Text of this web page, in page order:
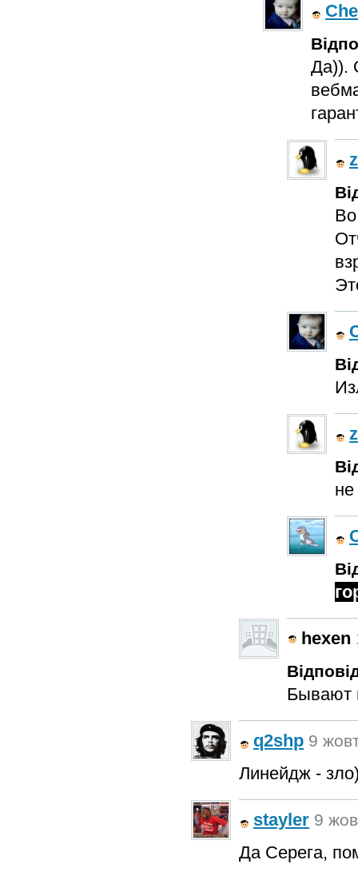
Да)).
не
hexen
Бывают
q2shp 9
Линейдж -
stayler 9
Да Серега,